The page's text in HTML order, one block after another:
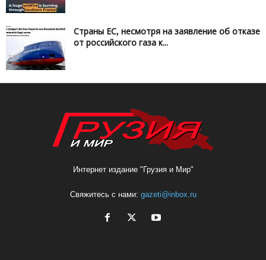
Страны ЕС, несмотря на заявление об отказе
от российского газа к...
Интернет издание "Грузия и Мир"
Свяжитесь с нами: gazeti@inbox.ru